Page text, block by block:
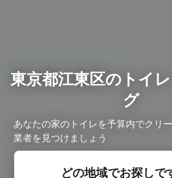
東京都江東区のトイ
グ
あなたの家のトイレを予算内でクリ
業者を見つけましょう
どの地域でお探しで